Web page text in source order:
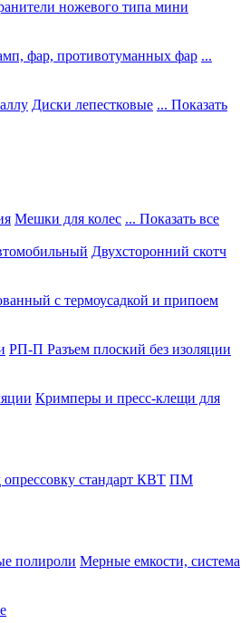
ножевого типа мини
фар, противотуманных фар ...
Диски лепестковые ... Показать
Мешки для колес ... Показать все
Двухсторонний скотч
с термоусадкой и припоем
РП-П Разъем плоский без изоляции
Кримперы и пресс-клещи для
стандарт КВТ ПМ
полироли Мерные емкости, система